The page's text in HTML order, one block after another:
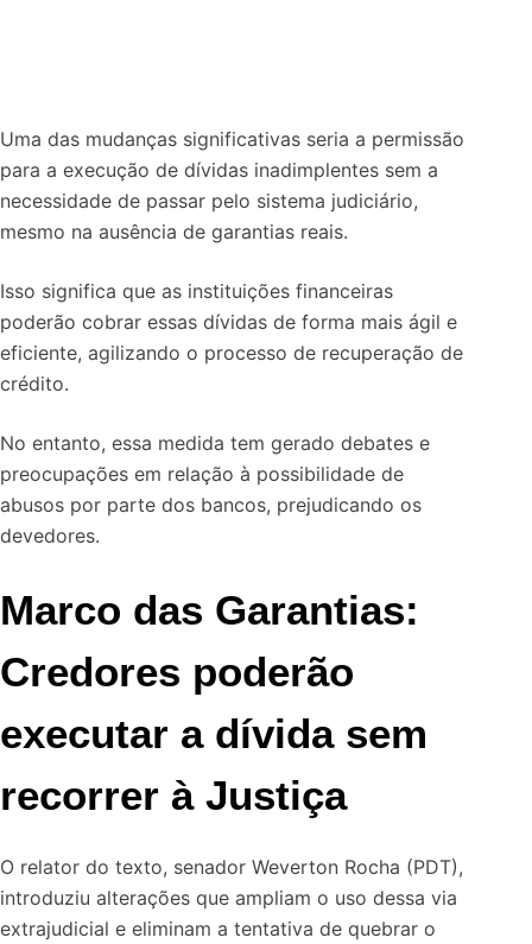
Uma das mudanças significativas seria a permissão
para a execução de dívidas inadimplentes sem a
necessidade de passar pelo sistema judiciário,
mesmo na ausência de garantias reais.
Isso significa que as instituições financeiras
poderão cobrar essas dívidas de forma mais ágil e
eficiente, agilizando o processo de recuperação de
crédito.
No entanto, essa medida tem gerado debates e
preocupações em relação à possibilidade de
abusos por parte dos bancos, prejudicando os
devedores.
Marco das Garantias:
Credores poderão
executar a dívida sem
recorrer à Justiça
O relator do texto, senador Weverton Rocha (PDT),
introduziu alterações que ampliam o uso dessa via
extrajudicial e eliminam a tentativa de quebrar o